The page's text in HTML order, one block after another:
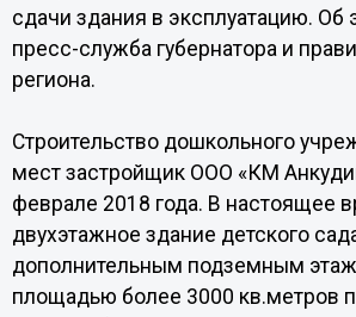
сдачи здания в эксплуатацию. Об
пресс-служба губернатора и
региона.
Строительство дошкольного
мест застройщик ООО «КМ
феврале 2018 года. В настоящее
двухэтажное здание детского
дополнительным подземным
площадью более 3000 кв.метров